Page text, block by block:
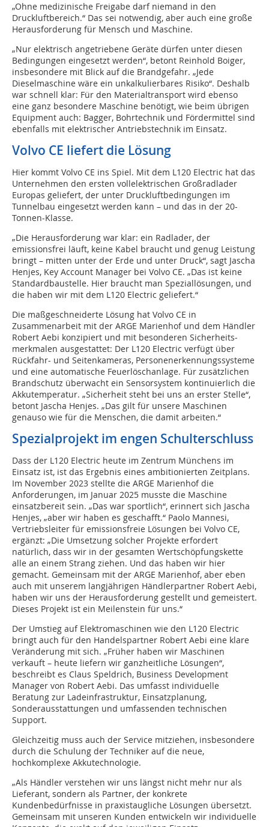
„Ohne medizinische Freigabe darf niemand in den
Druckluftbereich.“ Das sei notwendig, aber auch eine große
Herausforderung für Mensch und Maschine.
„Nur elektrisch angetriebene Geräte dürfen unter diesen
Bedingungen eingesetzt werden“, betont Reinhold Boiger,
insbesondere mit Blick auf die Brandgefahr. „Jede
Dieselmaschine wäre ein unkalkulierbares Risiko“. Deshalb
war schnell klar: Für den Material­transport wird ebenso
eine ganz besondere Maschine benötigt, wie beim übrigen
Equipment auch: Bagger, Bohrtechnik und Fördermittel sind
ebenfalls mit elektrischer Antriebstechnik im Einsatz.
Volvo CE liefert die Lösung
Hier kommt Volvo CE ins Spiel. Mit dem L120 Electric hat das
Unternehmen den ersten vollelektrischen Großradlader
Europas geliefert, der unter Druckluftbedingungen im
Tunnelbau eingesetzt werden kann – und das in der 20-
Tonnen-Klasse.
„Die Herausforderung war klar: ein Radlader, der
emissionsfrei läuft, keine Kabel braucht und genug Leistung
bringt – mitten unter der Erde und unter Druck“, sagt Jascha
Henjes, Key Account Manager bei Volvo CE. „Das ist keine
Standardbaustelle. Hier braucht man Speziallösungen, und
die haben wir mit dem L120 Electric geliefert.“
Die maßgeschneiderte Lösung hat Volvo CE in
Zusammenarbeit mit der ARGE Marienhof und dem Händler
Robert Aebi konzipiert und mit besonderen Sicherheits­
merkmalen ausgestattet: Der L120 Electric­ verfügt über
Rückfahr- und Seitenkameras, Personen­erkennungssysteme
und eine automatische Feuerlöschanlage. Für zusätzlichen
Brandschutz überwacht ein Sensorsystem kontinuierlich die
Akkutemperatur. „Sicherheit steht bei uns an erster Stelle“,
betont Jascha­ Henjes. „Das gilt für unsere Maschinen
genauso wie für die Menschen, die damit arbeiten.“
Spezialprojekt im engen Schulterschluss
Dass der L120 Electric heute im Zentrum Münchens im
Einsatz ist, ist das Ergebnis eines ambitionierten Zeitplans.
Im November 2023 stellte die ARGE Marienhof die
Anforderungen, im Januar 2025 musste die Maschine
einsatzbereit sein. „Das war sportlich“, erinnert sich Jascha
Henjes, „aber wir haben es geschafft.“ Paolo Mannesi,
Vertriebsleiter für emissionsfreie Lösungen bei Volvo CE,
ergänzt: „Die Umsetzung solcher Projekte erfordert
natürlich, dass wir in der gesamten Wertschöpfungskette
alle an einem Strang ziehen. Und das haben wir hier
gemacht. Gemeinsam mit der ARGE Marienhof, aber eben
auch mit unserem langjährigen Händlerpartner Robert Aebi,
haben wir uns der Herausforderung gestellt und gemeistert.
Dieses Projekt ist ein Meilenstein für uns.“
Der Umstieg auf Elektromaschinen wie den L120 Electric
bringt auch für den Handelspartner Robert Aebi eine klare
Veränderung mit sich. „Früher haben wir Maschinen
verkauft – heute liefern wir ganzheitliche Lösungen“,
beschreibt es Claus Speldrich, Business Development
Manager von Robert Aebi. Das umfasst individuelle
Beratung zur Ladeinfrastruktur, Einsatzplanung,
Sonderausstattungen und umfassenden technischen
Support.
Gleichzeitig muss auch der Service mitziehen, insbesondere
durch die Schulung der Techniker auf die neue,
hochkomplexe Akkutechnologie.
„Als Händler verstehen wir uns längst nicht mehr nur als
Lieferant, sondern als Partner, der konkrete
Kundenbedürfnisse in praxistaugliche Lösungen übersetzt.
Gemeinsam mit unseren Kunden entwickeln wir individuelle